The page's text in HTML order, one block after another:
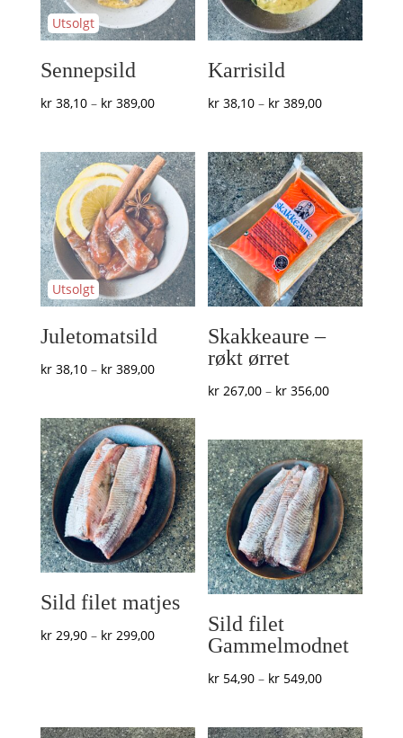
Sennepsild
kr38,10 – kr389,00Prisområde:
til
kr 389,00
Karrisild
kr 38,10 – kr 389,00Prisområde:
til
kr 389,00
Juletomatsild
kr38,10 – kr389,00Prisområde:
til
kr 389,00
Skakkeaure –
røkt ørret
kr 267,00 – kr 356,00Prisområde:
til
kr 356,00
Sild filet matjes
kr29,90 – kr299,00Prisområde:Sild filet
Gammelmodnet
kr 54,90 – kr 549,00Prisområde:
til